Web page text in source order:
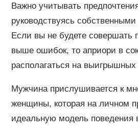
Важно учитывать
руководствуясь
Если вы не будете совершать
выше ошибок, то априори в
располагаться на
Мужчина прислушивается к
женщины, которая на личном
идеальную модель поведения